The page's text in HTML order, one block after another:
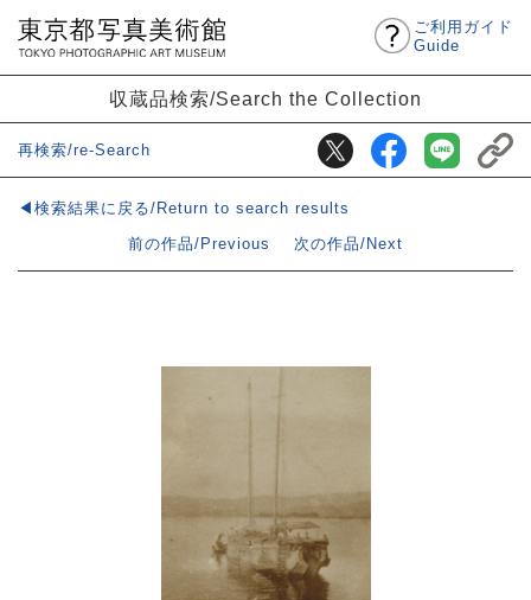
ご利用ガイド
Guide
収蔵品検索/Search the Collection
再検索/re-Search
◀検索結果に戻る/Return to search results
前の作品/Previous
次の作品/Next